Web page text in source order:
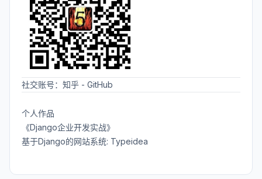
社交账号： 知乎 - GitHub
个人作品
《Django企业开发实战》
基于Django的网站系统: Typeidea